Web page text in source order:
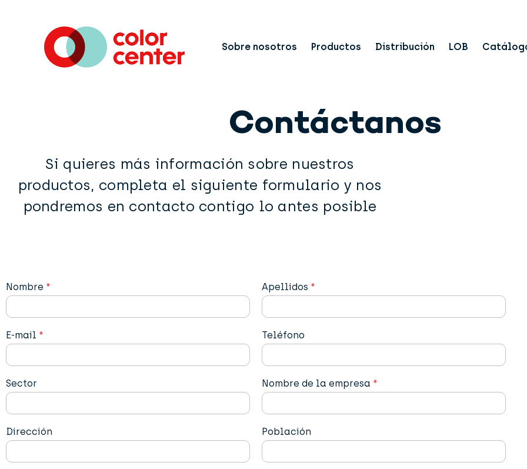
Sobre nosotros Productos Distribución LOB
Contáctanos
Si quieres más información sobre nuestros
productos, completa el siguiente formulario y nos
pondremos en contacto contigo lo antes posible
Nombre * Apellidos *
E-mail * Teléfono
Sector Nombre de la empresa *
Dirección Población